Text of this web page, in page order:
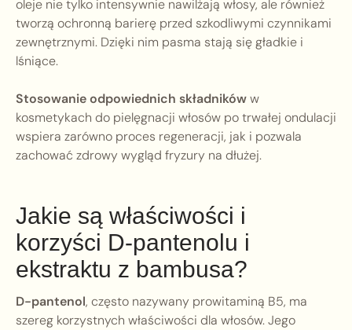
oleje nie tylko intensywnie nawilżają włosy, ale również
tworzą ochronną barierę przed szkodliwymi czynnikami
zewnętrznymi. Dzięki nim pasma stają się gładkie i
lśniące.
Stosowanie odpowiednich składnikóww
kosmetykach do pielęgnacji włosów po trwałej ondulacji
wspiera zarówno proces regeneracji, jak i pozwala
zachować zdrowy wygląd fryzury na dłużej.
Jakie są właściwości i
korzyści D-pantenolu i
ekstraktu z bambusa?
D-pantenol, często nazywany prowitaminą B5, ma
szereg korzystnych właściwości dla włosów. Jego